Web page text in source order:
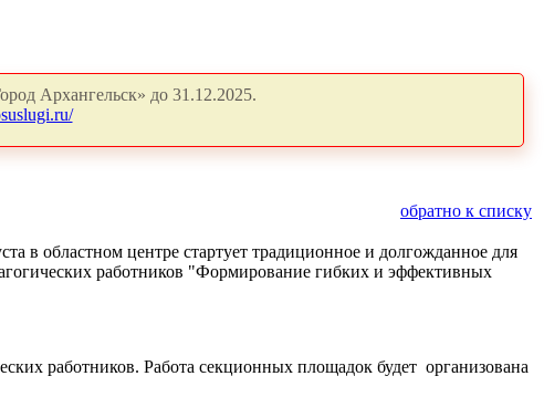
Архангельск» до 31.12.2025.
обратно к списку
в областном центре стартует традиционное и долгожданное для
работников "Формирование гибких и эффективных
работников. Работа секционных площадок будет организована